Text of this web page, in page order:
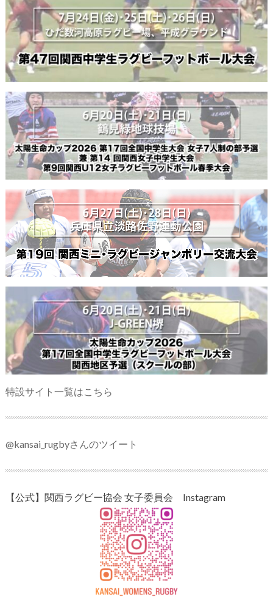
特設サイト一覧はこちら
@kansai_rugbyさんのツイート
【公式】関西ラグビー協会 女子委員会 Instagram